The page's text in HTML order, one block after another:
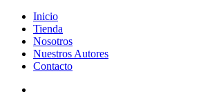
Inicio
Tienda
Nosotros
Nuestros Autores
Contacto